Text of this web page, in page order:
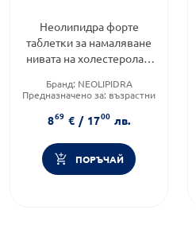
Неолипидра форте
таблетки за намаляване
нивата на холестерола и
х30 Neopharm
Бранд: NEOLIPIDRA
Предназначено за: възрастни
869 € / 1700 лв.
ПОРЪЧАЙ